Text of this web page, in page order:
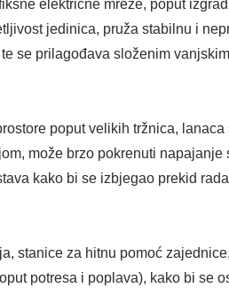
električne mreže, poput
jedinica, pruža stabilnu i
se prilagođava složenim
poput velikih tržnica, lanaca
može brzo pokrenuti napajanje
kako bi se izbjegao prekid
stanice za hitnu pomoć
potresa i poplava), kako bi se